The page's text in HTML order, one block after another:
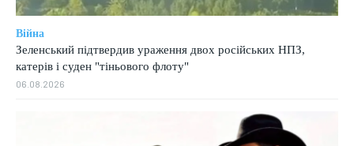
Війна
Зеленський підтвердив ураження двох російських НПЗ,
катерів і суден "тіньового флоту"
06.08.2026